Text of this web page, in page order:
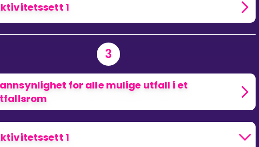
1
3
for alle mulige utfall i et
1